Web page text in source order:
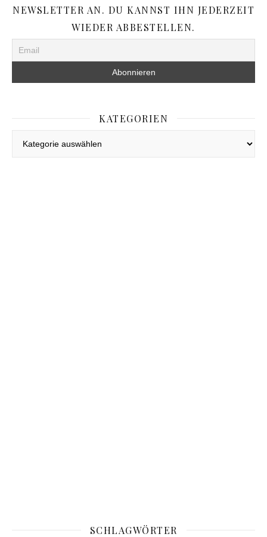
NEWSLETTER AN. DU KANNST IHN JEDERZEIT
WIEDER ABBESTELLEN.
KATEGORIEN
SCHLAGWÖRTER